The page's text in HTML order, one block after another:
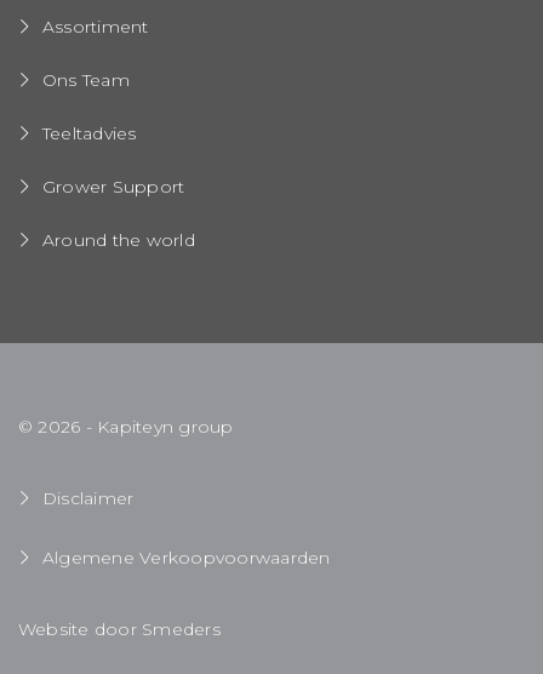
Assortiment
Ons Team
Teeltadvies
Grower Support
Around the world
© 2026 - Kapiteyn group
Disclaimer
Algemene Verkoopvoorwaarden
Website door Smeders